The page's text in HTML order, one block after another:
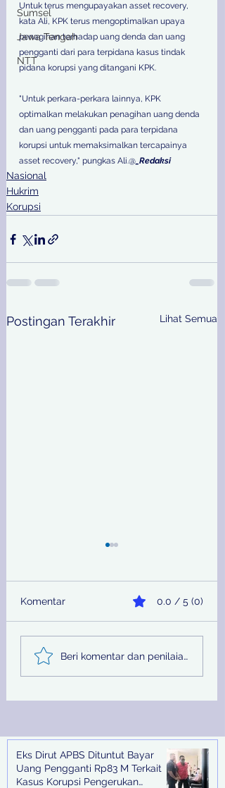
Sumsel
Jawa Tengah
NTT
Untuk terus mengupayakan asset recovery,
kata Ali, KPK terus mengoptimalkan upaya
penagihan terhadap uang denda dan uang
pengganti dari para terpidana kasus tindak
pidana korupsi yang ditangani KPK.
"Untuk perkara-perkara lainnya, KPK
optimalkan melakukan penagihan uang denda
dan uang pengganti pada para terpidana
korupsi untuk memaksimalkan tercapainya
asset recovery," pungkas Ali.@ _Redaksi
Nasional
Hukrim
Korupsi
Postingan Terakhir Lihat Semua
Sinergi Bea Cukai dan
Satgaspam Lanudal
Juanda Gagalkan
Komentar 0.0 / 5 (0)
Beri komentar dan penilaian...
Recent Posts
Eks Dirut APBS Dituntut Bayar
Uang Pengganti Rp83 M Terkait
Kasus Korupsi Pengerukan